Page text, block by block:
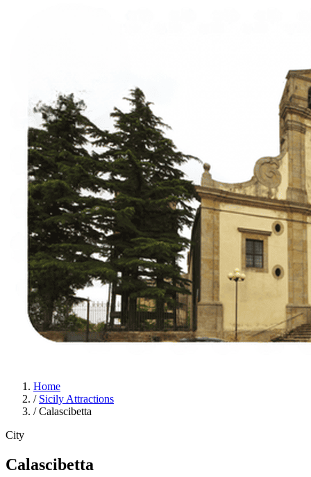
Home
/ Sicily Attractions
/ Calascibetta
City
Calascibetta